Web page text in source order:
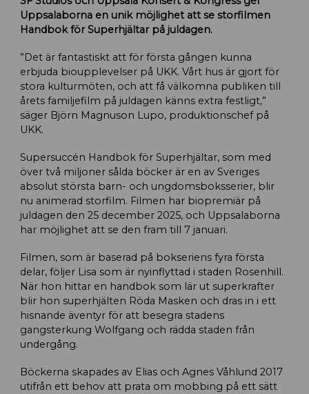
Uppsalaborna en unik möjlighet att se storfilmen
Handbok för Superhjältar på juldagen.
”Det är fantastiskt att för första gången kunna
erbjuda bioupplevelser på UKK. Vårt hus är gjort för
stora kulturmöten, och att få välkomna publiken till
årets familjefilm på juldagen känns extra festligt,”
säger Björn Magnuson Lupo, produktionschef på
UKK.
Supersuccén Handbok för Superhjältar, som med
över två miljoner sålda böcker är en av Sveriges
absolut största barn- och ungdomsboksserier, blir
nu animerad storfilm. Filmen har biopremiär på
juldagen den 25 december 2025, och Uppsalaborna
har möjlighet att se den fram till 7 januari.
Filmen, som är baserad på bokseriens fyra första
delar, följer Lisa som är nyinflyttad i staden Rosenhill.
När hon hittar en handbok som lär ut superkrafter
blir hon superhjälten Röda Masken och dras in i ett
hisnande äventyr för att besegra stadens
gangsterkung Wolfgang och rädda staden från
undergång.
Böckerna skapades av Elias och Agnes Våhlund 2017
utifrån ett behov att prata om mobbing på ett sätt